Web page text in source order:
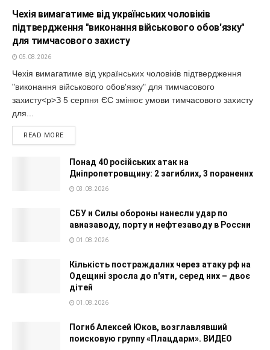
Чехія вимагатиме від українських чоловіків
підтвердження "виконання військового обов'язку"
для тимчасового захисту
05.08.2026
Чехія вимагатиме від українських чоловіків підтвердження
"виконання військового обов'язку" для тимчасового
захисту<p>З 5 серпня ЄС змінює умови тимчасового захисту
для...
READ MORE
Понад 40 російських атак на
Дніпропетровщину: 2 загиблих, 3 поранених
03.08.2026
СБУ и Силы обороны нанесли удар по
авиазаводу, порту и нефтезаводу в России
01.08.2026
Кількість постраждалих через атаку рф на
Одещині зросла до п'яти, серед них – двоє
дітей
01.08.2026
Погиб Алексей Юков, возглавлявший
поисковую группу «Плацдарм». ВИДЕО